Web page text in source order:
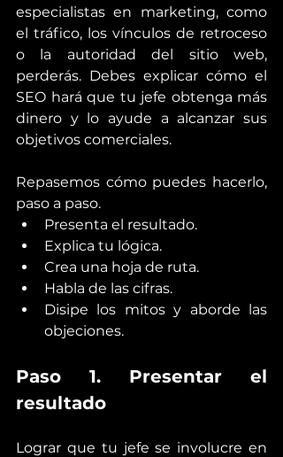
especialistas en marketing, como
el tráfico, los vínculos de retroceso
o la autoridad del sitio web,
perderás. Debes explicar cómo el
SEO hará que tu jefe obtenga más
dinero y lo ayude a alcanzar sus
objetivos comerciales.
Repasemos cómo puedes hacerlo,
paso a paso.
Presenta el resultado.
Explica tu lógica.
Crea una hoja de ruta.
Habla de las cifras.
Disipe los mitos y aborde las
objeciones.
Paso 1. Presentar el
resultado
Lograr que tu jefe se involucre en